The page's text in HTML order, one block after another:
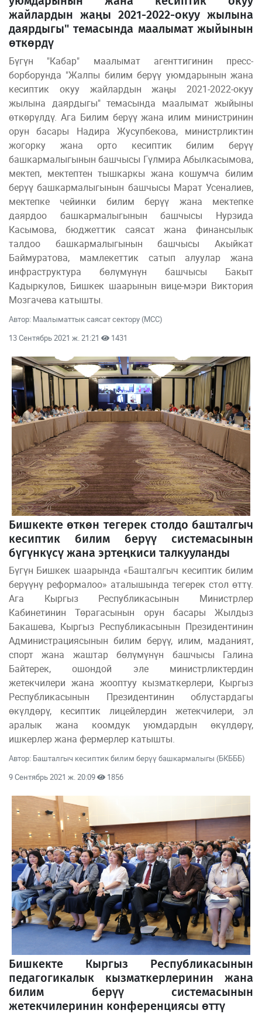
жайлардын жаңы 2021-2022-окуу жылына
даярдыгы" темасында маалымат жыйынын
өткөрдү
Бүгүн "Кабар" маалымат агенттигинин пресс-
борборунда "Жалпы билим берүү уюмдарынын жана
кесиптик окуу жайлардын жаңы 2021-2022-окуу
жылына даярдыгы" темасында маалымат жыйыны
өткөрүлдү. Ага Билим берүү жана илим министринин
орун басары Надира Жусупбекова, министрликтин
жогорку жана орто кесиптик билим берүү
башкармалыгынын башчысы Гүлмира Абылкасымова,
мектеп, мектептен тышкаркы жана кошумча билим
берүү башкармалыгынын башчысы Марат Усеналиев,
мектепке чейинки билим берүү жана мектепке
даярдоо башкармалыгынын башчысы Нурзида
Касымова, бюджеттик саясат жана финансылык
талдоо башкармалыгынын башчысы Акыйкат
Баймуратова, мамлекеттик сатып алуулар жана
инфраструктура бөлүмүнүн башчысы Бакыт
Кадыркулов, Бишкек шаарынын вице-мэри Виктория
Мозгачева катышты.
Автор: Маалыматтык саясат сектору (МСС)
13 Сентябрь 2021 ж. 21:21
1431
Бишкекте өткөн тегерек столдо башталгыч
кесиптик билим берүү системасынын
бүгүнкүсү жана эртеңкиси талкууланды
Бүгүн Бишкек шаарында «Башталгыч кесиптик билим
берүүнү реформалоо» аталышында тегерек стол өттү.
Ага Кыргыз Республикасынын Министрлер
Кабинетинин Төрагасынын орун басары Жылдыз
Бакашева, Кыргыз Республикасынын Президентинин
Администрациясынын билим берүү, илим, маданият,
спорт жана жаштар бөлүмүнүн башчысы Галина
Байтерек, ошондой эле министрликтердин
жетекчилери жана жооптуу кызматкерлери, Кыргыз
Республикасынын Президентинин облустардагы
өкүлдөрү, кесиптик лицейлердин жетекчилери, эл
аралык жана коомдук уюмдардын өкүлдөрү,
ишкерлер жана фермерлер катышты.
Автор: Башталгыч кесиптик билим берүү башкармалыгы (БКБББ)
9 Сентябрь 2021 ж. 20:09
1856
Бишкекте Кыргыз Республикасынын
педагогикалык кызматкерлеринин жана
билим берүү системасынын
жетекчилеринин конференциясы өттү